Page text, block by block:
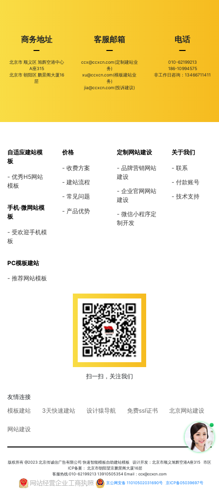
商务地址
北京市 顺义区 旭辉空港中心
A座315
北京市 朝阳区 鹏景阁大厦16
层
客服邮箱
ccx@ccxcn.com(定制建站业
务)
xu@ccxcn.com(模板建站业
务)
jia@ccxcn.com(投诉建议)
电话
010-62199213
186-10994575
非工作日咨询：13466711411
自适应建站模
板
优秀H5网站
模板
手机·微网站模
板
受欢迎手机模
板
PC模板建站
推荐网站模板
价格
收费方案
建站流程
常见问题
产品优势
定制网站建设
品牌营销网站
建设
企业官网网站
建设
微信小程序定
制开发
关于我们
联系
付款账号
技术支持
扫一扫，关注我们
友情连接
模板建站
3天快速建站 设计猿导航 免费ssl证书 北京网站建设
网站建设
版权所有 @2023 北京传诚信广告有限公司 快速智能模板自助建站模板 设计开发：北京市顺义旭辉空港A座315 市区
ICP备案： 北京市朝阳望京鹏景阁大厦16层
客服热线:010-62199213 13910505354 Email：ccx@ccxcn.com
京公网安备 11010502031690号
京ICP备05039697号